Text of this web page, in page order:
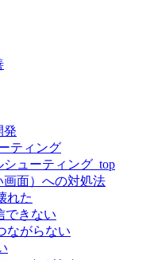
発
ティング
ューティング_top
面）への対処法
れた
できない
ながらない